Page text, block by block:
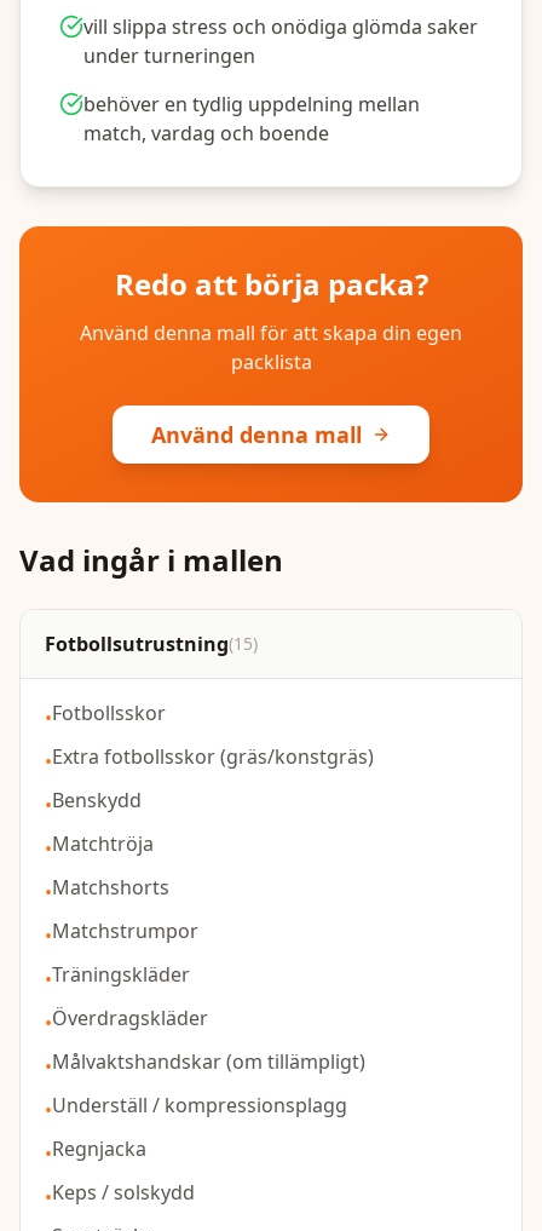
vill slippa stress och onödiga glömda saker
under turneringen
behöver en tydlig uppdelning mellan
match, vardag och boende
Redo att börja packa?
Använd denna mall för att skapa din egen
packlista
Använd denna mall
Vad ingår i mallen
Fotbollsutrustning(15)
•Fotbollsskor
•Extra fotbollsskor (gräs/konstgräs)
•Benskydd
•Matchtröja
•Matchshorts
•Matchstrumpor
•Träningskläder
•Överdragskläder
•Målvaktshandskar (om tillämpligt)
•Underställ / kompressionsplagg
•Regnjacka
•Keps / solskydd